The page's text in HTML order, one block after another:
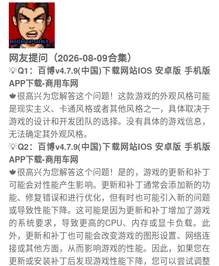
网友提问（2026-08-09合集）
💡Q1：百博v4.7.9(中国)下载网站IOS 安卓版 手机版
APP下载-商用车网
🍁很高兴为您解答这个问题！这款游戏的外观风格可能
是现实主义、卡通风格或者其他风格之一，具体取决于
游戏的设计和开发团队的选择。没有具体的游戏信息，
无法确定其外观风格。
💡Q2：百博v4.7.9(中国)下载网站IOS 安卓版 手机版
APP下载-商用车网
🍁很高兴为您解答这个问题！是的，游戏的更新和补丁
可能会对性能产生影响。更新和补丁通常会添加新的功
能、修复错误和进行优化，但有时也可能引入新的问题
或导致性能下降。这可能是因为更新和补丁增加了游戏
的系统要求，导致更高的CPU、内存或显卡负载。此
外，更新和补丁也可能会改变游戏的图形设置、网络连
接或其他方面，从而影响游戏的性能。因此，如果您在
更新或安装补丁后发现游戏性能下降，您可以尝试调整